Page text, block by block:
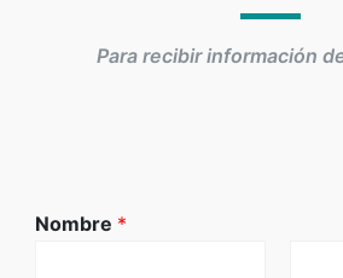
Para recibir información
Nombre *